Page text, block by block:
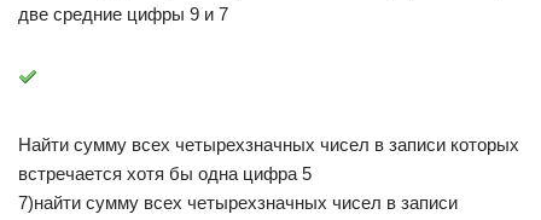
две средние цифры 9 и 7
Найти сумму всех четырехзначных чисел в записи которых
встречается хотя бы одна цифра 5
7)найти сумму всех четырехзначных чисел в записи